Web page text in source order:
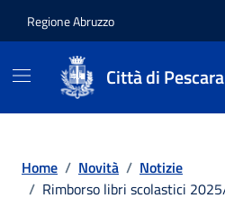
Regione Abruzzo
Città di Pescara
Home / Novità / Notizie
/ Rimborso libri scolastici